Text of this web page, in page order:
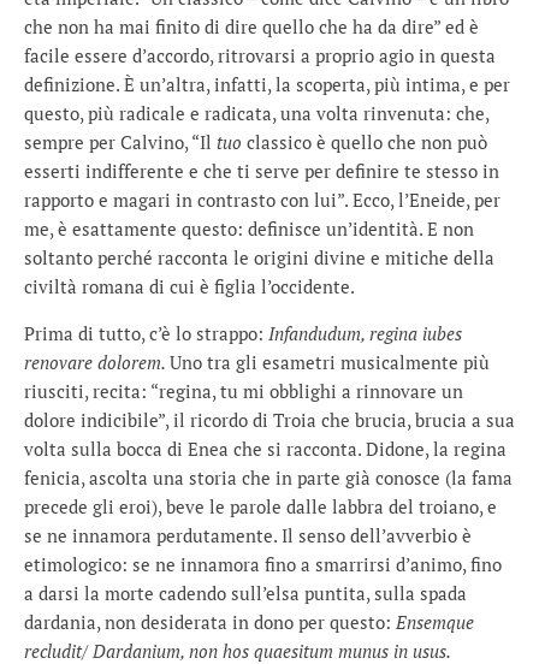
che non ha mai finito di dire quello che ha da dire” ed è
facile essere d’accordo, ritrovarsi a proprio agio in questa
definizione. È un’altra, infatti, la scoperta, più intima, e per
questo, più radicale e radicata, una volta rinvenuta: che,
sempre per Calvino, “Il tuo classico è quello che non può
esserti indifferente e che ti serve per definire te stesso in
rapporto e magari in contrasto con lui”. Ecco, l’Eneide, per
me, è esattamente questo: definisce un’identità. E non
soltanto perché racconta le origini divine e mitiche della
civiltà romana di cui è figlia l’occidente.
Prima di tutto, c’è lo strappo: Infandudum, regina iubes
renovare dolorem. Uno tra gli esametri musicalmente più
riusciti, recita: “regina, tu mi obblighi a rinnovare un
dolore indicibile”, il ricordo di Troia che brucia, brucia a sua
volta sulla bocca di Enea che si racconta. Didone, la regina
fenicia, ascolta una storia che in parte già conosce (la fama
precede gli eroi), beve le parole dalle labbra del troiano, e
se ne innamora perdutamente. Il senso dell’avverbio è
etimologico: se ne innamora fino a smarrirsi d’animo, fino
a darsi la morte cadendo sull’elsa puntita, sulla spada
dardania, non desiderata in dono per questo: Ensemque
recludit/ Dardanium, non hos quaesitum munus in usus.